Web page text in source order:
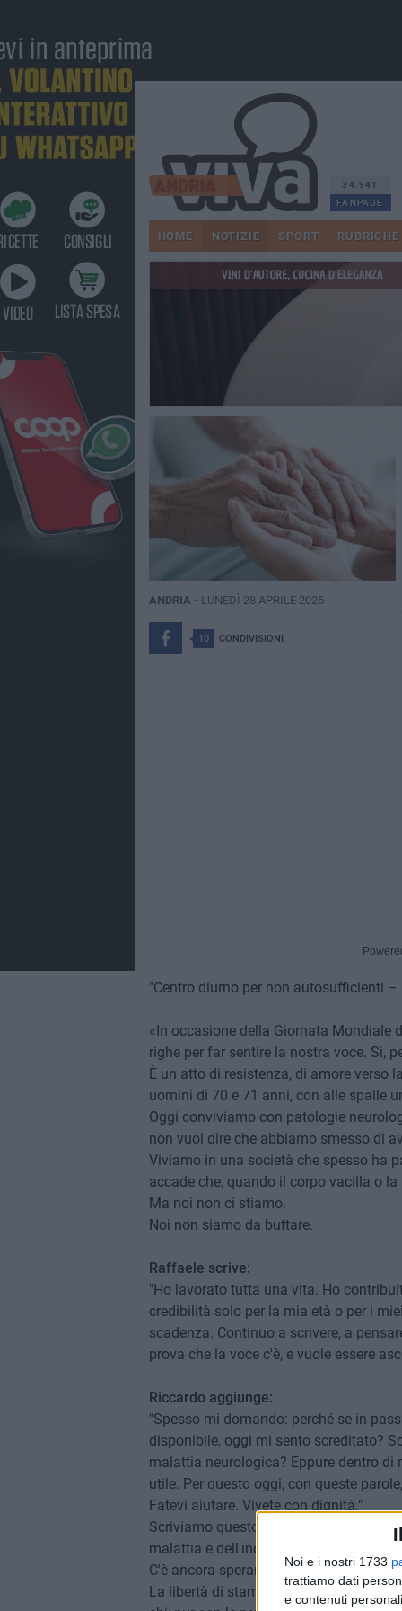
Noi e i nostri 1733
trattiamo dati
e contenuti
34.941
FANPAGE
HOME NOTIZIE SPORT RUBRICHE
ANDRIA - LUNEDÌ 28 APRILE 2025
10 CONDIVISIONI
"Centro diurno per non autosufficienti
«In occasione della Giornata Mondiale
righe per far sentire la nostra voce. Sì,
È un atto di resistenza, di amore verso
uomini di 70 e 71 anni, con alle spalle
Oggi conviviamo con patologie
non vuol dire che abbiamo smesso di
Viviamo in una società che spesso ha
accade che, quando il corpo vacilla o
Ma noi non ci stiamo.
Noi non siamo da buttare.
Raffaele scrive:
"Ho lavorato tutta una vita. Ho
credibilità solo per la mia età o per i
scadenza. Continuo a scrivere, a
prova che la voce c'è, e vuole essere
Riccardo aggiunge:
"Spesso mi domando: perché se in
disponibile, oggi mi sento screditato?
malattia neurologica? Eppure dentro di
utile. Per questo oggi, con queste
Fatevi aiutare. Vivete con dignità."
Scriviamo questo articolo per chi si
malattia e dell'incomprensione. Per chi
C'è ancora speranza. C'è ancora
La libertà di stampa è anche questo: